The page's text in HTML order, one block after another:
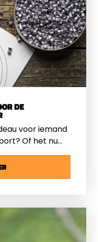
DE
voor iemand
Of het nu
beginner of een
met de juiste
of
en
Wij zetten de
een rij.